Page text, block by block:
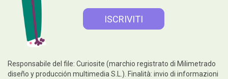
Responsabile del file: Curiosite (marchio registrato di Milimetrado
diseño y producción multimedia S.L.). Finalità: invio di informazioni